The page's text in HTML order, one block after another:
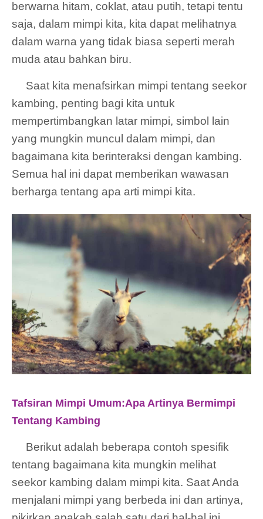
berwarna hitam, coklat, atau putih, tetapi tentu
saja, dalam mimpi kita, kita dapat melihatnya
dalam warna yang tidak biasa seperti merah
muda atau bahkan biru.
Saat kita menafsirkan mimpi tentang seekor
kambing, penting bagi kita untuk
mempertimbangkan latar mimpi, simbol lain
yang mungkin muncul dalam mimpi, dan
bagaimana kita berinteraksi dengan kambing.
Semua hal ini dapat memberikan wawasan
berharga tentang apa arti mimpi kita.
Tafsiran Mimpi Umum:Apa Artinya Bermimpi
Tentang Kambing
Berikut adalah beberapa contoh spesifik
tentang bagaimana kita mungkin melihat
seekor kambing dalam mimpi kita. Saat Anda
menjalani mimpi yang berbeda ini dan artinya,